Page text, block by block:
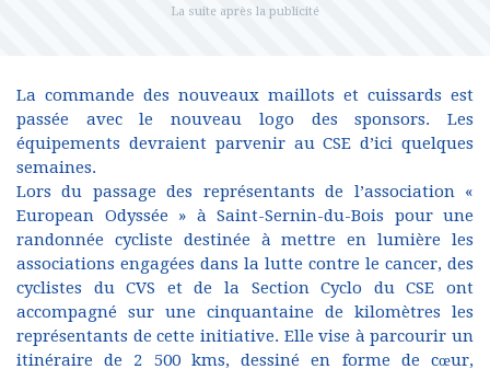
La commande des nouveaux maillots et cuissards est
passée avec le nouveau logo des sponsors. Les
équipements devraient parvenir au CSE d’ici quelques
semaines.
Lors du passage des représentants de l’association «
European Odyssée » à Saint-Sernin-du-Bois pour une
randonnée cycliste destinée à mettre en lumière les
associations engagées dans la lutte contre le cancer, des
cyclistes du CVS et de la Section Cyclo du CSE ont
accompagné sur une cinquantaine de kilomètres les
représentants de cette initiative. Elle vise à parcourir un
itinéraire de 2 500 kms, dessiné en forme de cœur,